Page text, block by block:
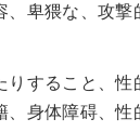
卑猥な、攻
すること、
身体障碍、